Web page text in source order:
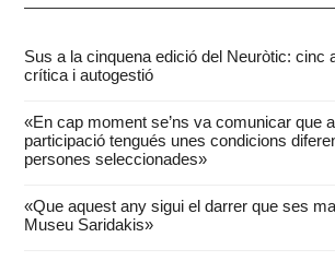
Sus a la cinquena edició del Neuròtic: cinc
crítica i autogestió
«En cap moment se’ns va comunicar que
participació tengués unes condicions
persones seleccionades»
«Que aquest any sigui el darrer que ses
Museu Saridakis»